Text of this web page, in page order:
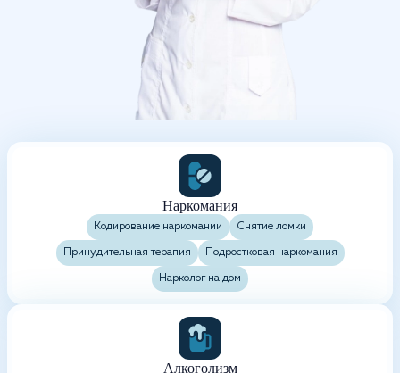
Наркомания
Кодирование наркомании Снятие ломки
Принудительная терапия Подростковая наркомания
Нарколог на дом
Алкоголизм